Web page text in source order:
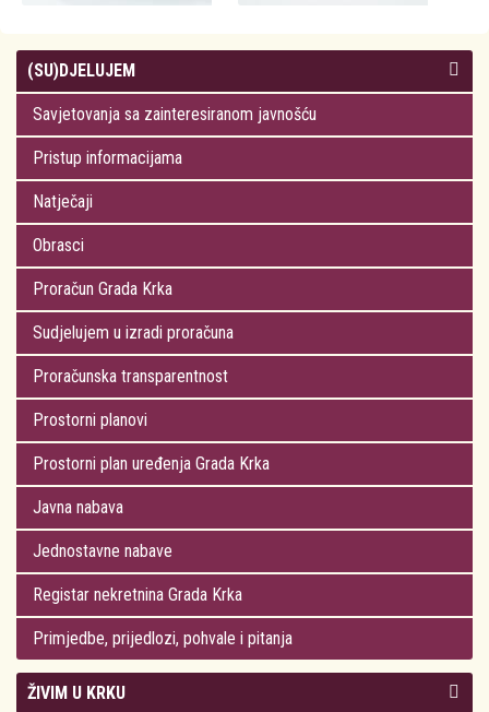
(SU)DJELUJEM
Savjetovanja sa zainteresiranom javnošću
Pristup informacijama
Natječaji
Obrasci
Proračun Grada Krka
Sudjelujem u izradi proračuna
Proračunska transparentnost
Prostorni planovi
Prostorni plan uređenja Grada Krka
Javna nabava
Jednostavne nabave
Registar nekretnina Grada Krka
Primjedbe, prijedlozi, pohvale i pitanja
ŽIVIM U KRKU